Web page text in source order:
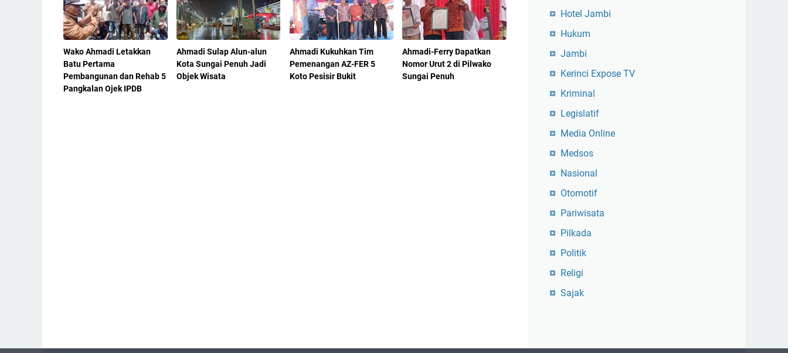
Wako Ahmadi Letakkan
Batu Pertama
Pembangunan dan Rehab 5
Pangkalan Ojek IPDB
Ahmadi Sulap Alun-alun
Kota Sungai Penuh Jadi
Objek Wisata
Ahmadi Kukuhkan Tim
Pemenangan AZ-FER 5
Koto Pesisir Bukit
Ahmadi-Ferry Dapatkan
Nomor Urut 2 di Pilwako
Sungai Penuh
Hotel Jambi
Hukum
Jambi
Kerinci Expose TV
Kriminal
Legislatif
Media Online
Medsos
Nasional
Otomotif
Pariwisata
Pilkada
Politik
Religi
Sajak